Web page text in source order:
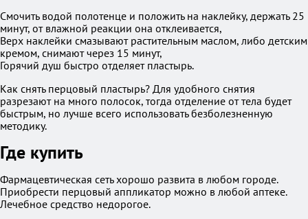
Смочить водой полотенце и положить на наклейку, держать 25
минут, от влажной реакции она отклеивается,
Верх наклейки смазывают растительным маслом, либо детским
кремом, снимают через 15 минут,
Горячий душ быстро отделяет пластырь.
Как снять перцовый пластырь? Для удобного снятия
разрезают на много полосок, тогда отделение от тела будет
быстрым, но лучше всего использовать безболезненную
методику.
Где купить
Фармацевтическая сеть хорошо развита в любом городе.
Приобрести перцовый аппликатор можно в любой аптеке.
Лечебное средство недорогое.